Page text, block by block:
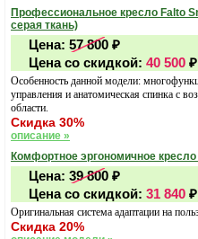
Профессиональное кресло Falto
серая ткань)
Цена: 57 800 ₽
Цена со скидкой: 40 500 ₽
Особенность данной модели:
управления и анатомическая спинка с
области.
Скидка 30%
описание »
Комфортное эргономичное кресло
Цена: 39 800 ₽
Цена со скидкой: 31 840 ₽
Оригинальная система адаптации на
Скидка 20%